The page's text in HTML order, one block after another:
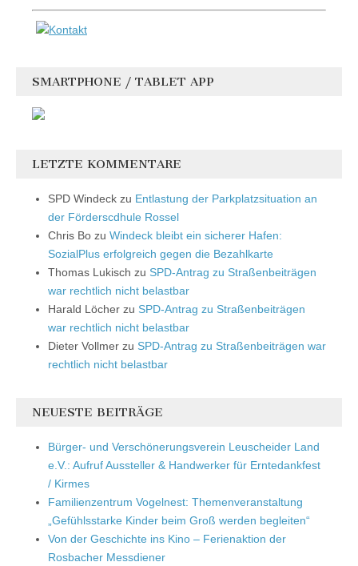
SMARTPHONE / TABLET APP
LETZTE KOMMENTARE
SPD Windeck zu Entlastung der Parkplatzsituation an
der Förderscdhule Rossel
Chris Bo zu Windeck bleibt ein sicherer Hafen:
SozialPlus erfolgreich gegen die Bezahlkarte
Thomas Lukisch zu SPD-Antrag zu Straßenbeiträgen
war rechtlich nicht belastbar
Harald Löcher zu SPD-Antrag zu Straßenbeiträgen
war rechtlich nicht belastbar
Dieter Vollmer zu SPD-Antrag zu Straßenbeiträgen war
rechtlich nicht belastbar
NEUESTE BEITRÄGE
Bürger- und Verschönerungsverein Leuscheider Land
e.V.: Aufruf Aussteller & Handwerker für Erntedankfest
/ Kirmes
Familienzentrum Vogelnest: Themenveranstaltung
„Gefühlsstarke Kinder beim Groß werden begleiten“
Von der Geschichte ins Kino – Ferienaktion der
Rosbacher Messdiener